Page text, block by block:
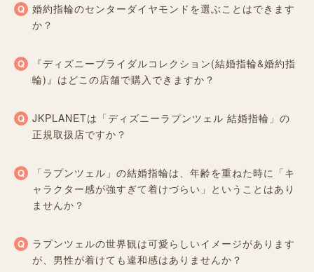
婚約指輪のセンターダイヤモンドを選ぶことはできます
か？
『ディズニーブライダルコレクション(結婚指輪&婚約指
輪)』はどこの店舗で購入できますか？
JKPLANETは「ディズニーラプンツェル 結婚指輪」の
正規取扱店ですか？
「ラプンツェル」の結婚指輪は、年齢を重ねた時に「キ
ャラクター感が強すぎて着けづらい」ということはあり
ませんか？
ラプンツェルの世界観は可愛らしいイメージがあります
が、男性が着けても違和感はありませんか？